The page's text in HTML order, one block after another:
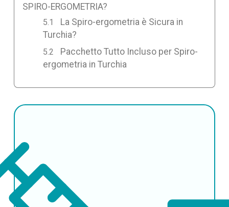
SPIRO-ERGOMETRIA?
La Spiro-ergometria è Sicura in
Turchia?
Pacchetto Tutto Incluso per Spiro-
ergometria in Turchia